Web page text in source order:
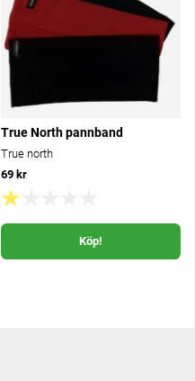
True North pannband
True north
69 kr
Köp!